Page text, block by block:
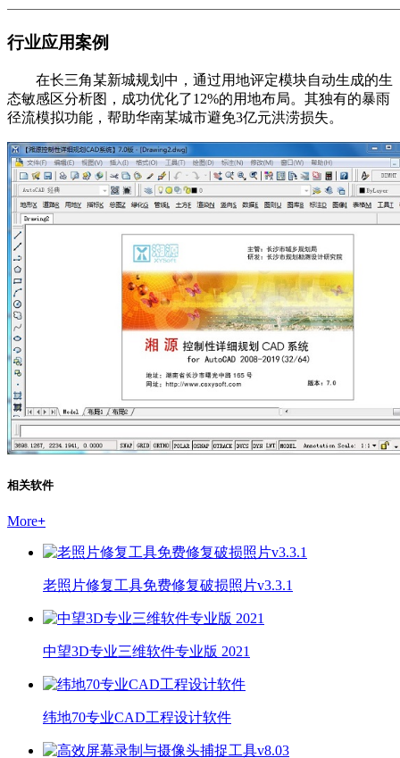
行业应用案例
在长三角某新城规划中，通过用地评定模块自动生成的生
态敏感区分析图，成功优化了12%的用地布局。其独有的暴雨
径流模拟功能，帮助华南某城市避免3亿元洪涝损失。
相关软件
More+
老照片修复工具免费修复破损照片v3.3.1
中望3D专业三维软件专业版 2021
纬地70专业CAD工程设计软件